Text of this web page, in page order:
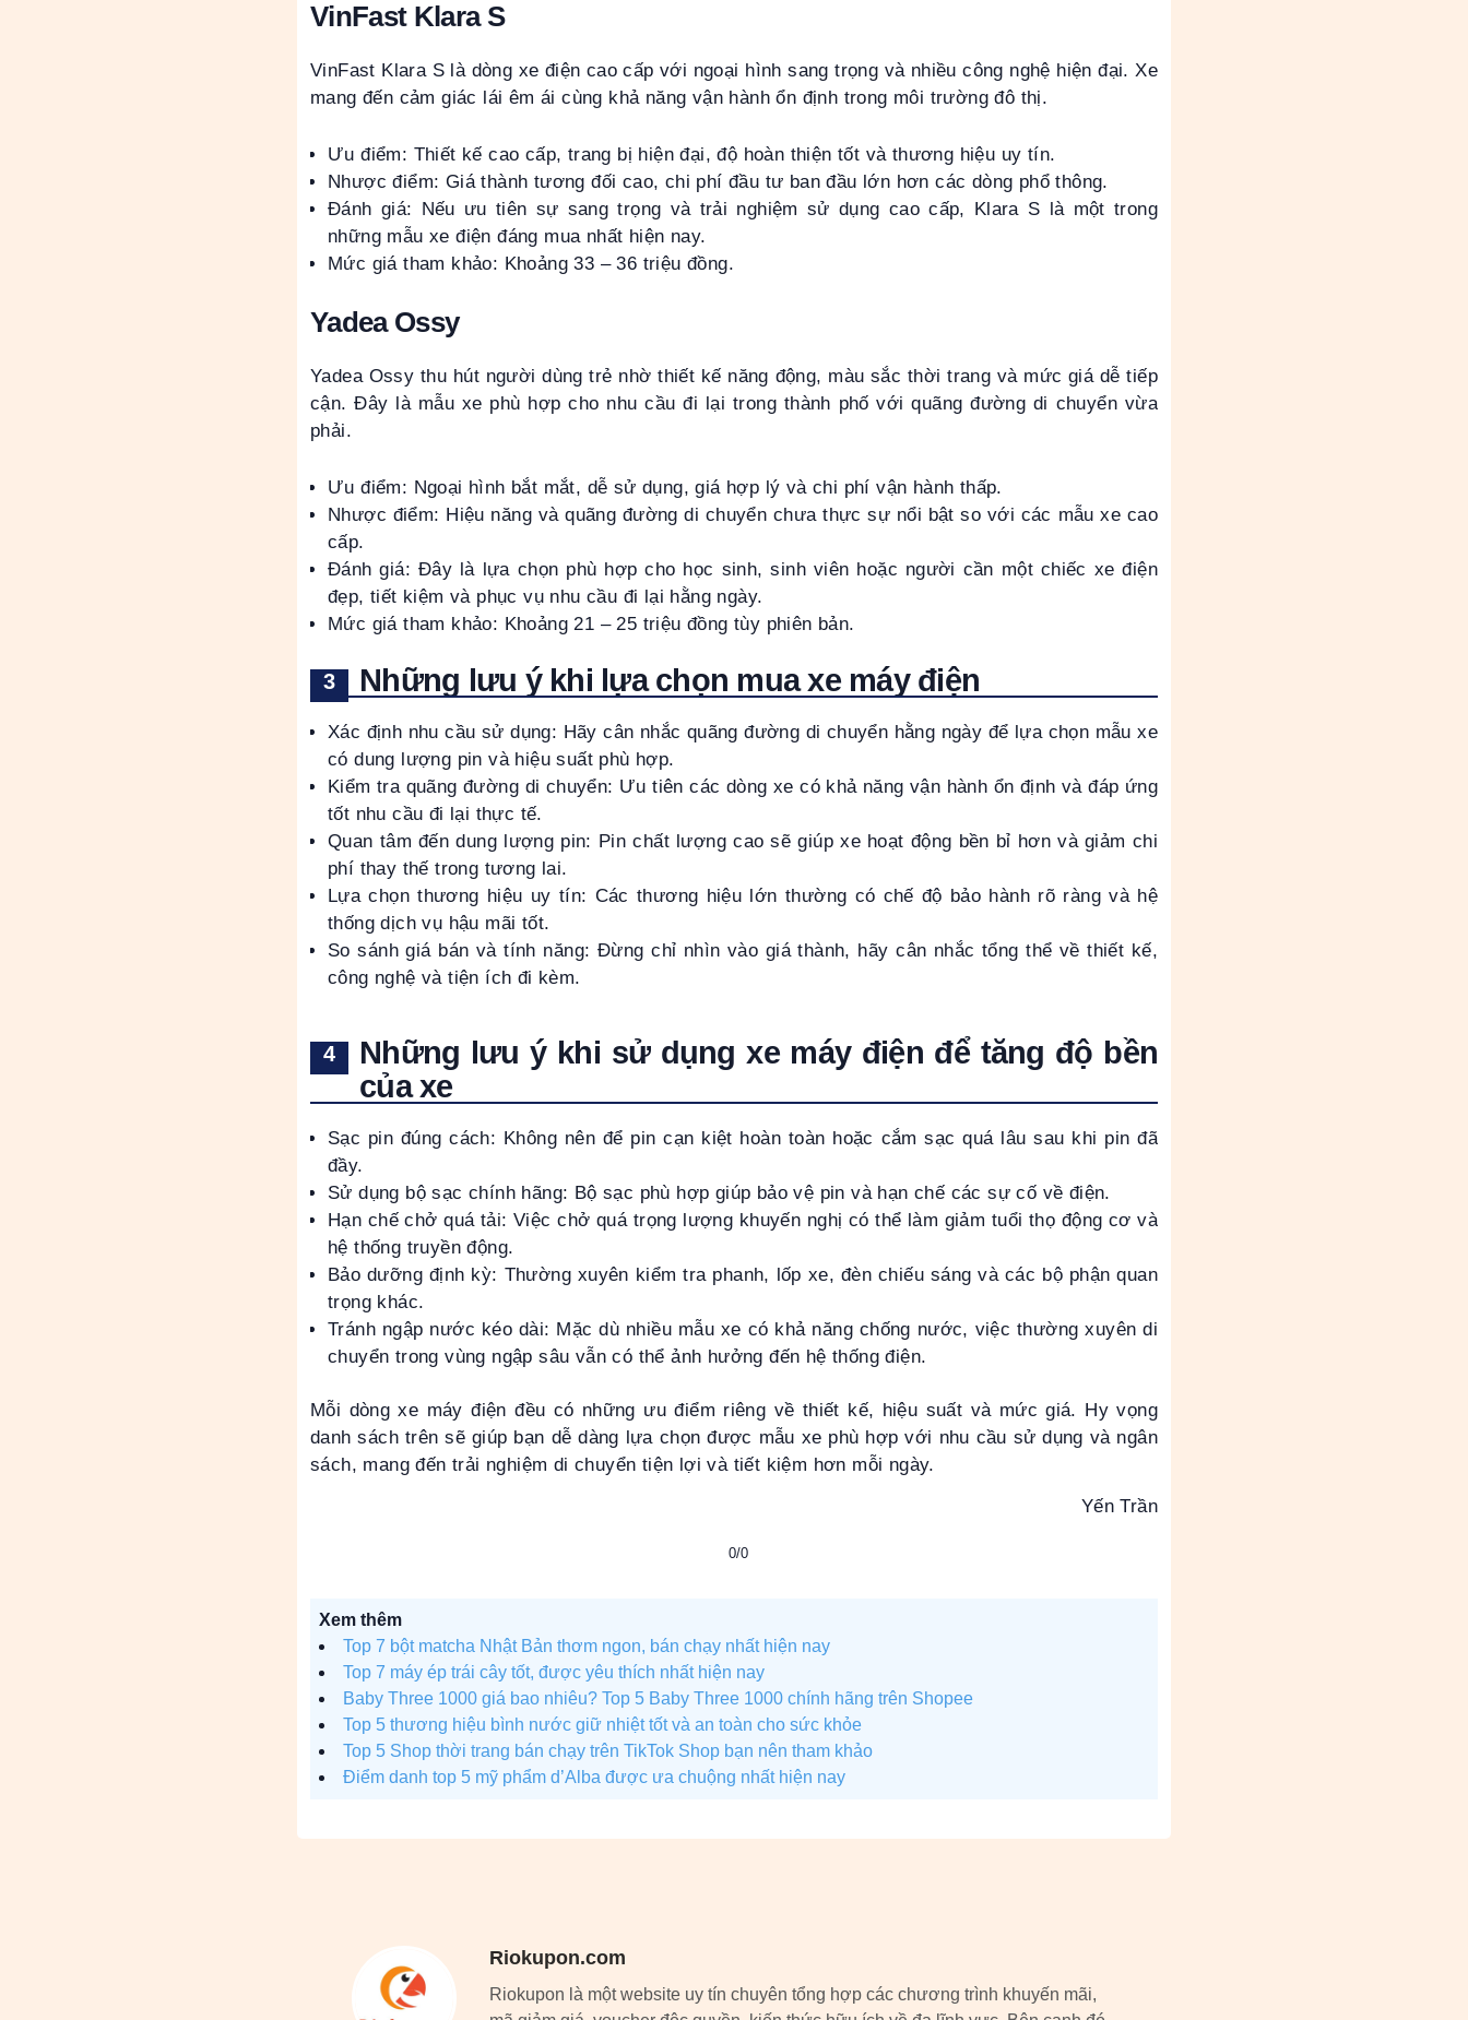
VinFast Klara S
VinFast Klara S là dòng xe điện cao cấp với ngoại hình sang trọng và nhiều công nghệ hiện đại. Xe
mang đến cảm giác lái êm ái cùng khả năng vận hành ổn định trong môi trường đô thị.
Ưu điểm: Thiết kế cao cấp, trang bị hiện đại, độ hoàn thiện tốt và thương hiệu uy tín.
Nhược điểm: Giá thành tương đối cao, chi phí đầu tư ban đầu lớn hơn các dòng phổ thông.
Đánh giá: Nếu ưu tiên sự sang trọng và trải nghiệm sử dụng cao cấp, Klara S là một trong
những mẫu xe điện đáng mua nhất hiện nay.
Mức giá tham khảo: Khoảng 33 – 36 triệu đồng.
Yadea Ossy
Yadea Ossy thu hút người dùng trẻ nhờ thiết kế năng động, màu sắc thời trang và mức giá dễ tiếp
cận. Đây là mẫu xe phù hợp cho nhu cầu đi lại trong thành phố với quãng đường di chuyển vừa
phải.
Ưu điểm: Ngoại hình bắt mắt, dễ sử dụng, giá hợp lý và chi phí vận hành thấp.
Nhược điểm: Hiệu năng và quãng đường di chuyển chưa thực sự nổi bật so với các mẫu xe cao
cấp.
Đánh giá: Đây là lựa chọn phù hợp cho học sinh, sinh viên hoặc người cần một chiếc xe điện
đẹp, tiết kiệm và phục vụ nhu cầu đi lại hằng ngày.
Mức giá tham khảo: Khoảng 21 – 25 triệu đồng tùy phiên bản.
Những lưu ý khi lựa chọn mua xe máy điện
Xác định nhu cầu sử dụng: Hãy cân nhắc quãng đường di chuyển hằng ngày để lựa chọn mẫu xe
có dung lượng pin và hiệu suất phù hợp.
Kiểm tra quãng đường di chuyển: Ưu tiên các dòng xe có khả năng vận hành ổn định và đáp ứng
tốt nhu cầu đi lại thực tế.
Quan tâm đến dung lượng pin: Pin chất lượng cao sẽ giúp xe hoạt động bền bỉ hơn và giảm chi
phí thay thế trong tương lai.
Lựa chọn thương hiệu uy tín: Các thương hiệu lớn thường có chế độ bảo hành rõ ràng và hệ
thống dịch vụ hậu mãi tốt.
So sánh giá bán và tính năng: Đừng chỉ nhìn vào giá thành, hãy cân nhắc tổng thể về thiết kế,
công nghệ và tiện ích đi kèm.
Những lưu ý khi sử dụng xe máy điện để tăng độ bền
của xe
Sạc pin đúng cách: Không nên để pin cạn kiệt hoàn toàn hoặc cắm sạc quá lâu sau khi pin đã
đầy.
Sử dụng bộ sạc chính hãng: Bộ sạc phù hợp giúp bảo vệ pin và hạn chế các sự cố về điện.
Hạn chế chở quá tải: Việc chở quá trọng lượng khuyến nghị có thể làm giảm tuổi thọ động cơ và
hệ thống truyền động.
Bảo dưỡng định kỳ: Thường xuyên kiểm tra phanh, lốp xe, đèn chiếu sáng và các bộ phận quan
trọng khác.
Tránh ngập nước kéo dài: Mặc dù nhiều mẫu xe có khả năng chống nước, việc thường xuyên di
chuyển trong vùng ngập sâu vẫn có thể ảnh hưởng đến hệ thống điện.
Mỗi dòng xe máy điện đều có những ưu điểm riêng về thiết kế, hiệu suất và mức giá. Hy vọng
danh sách trên sẽ giúp bạn dễ dàng lựa chọn được mẫu xe phù hợp với nhu cầu sử dụng và ngân
sách, mang đến trải nghiệm di chuyển tiện lợi và tiết kiệm hơn mỗi ngày.
Yến Trần
0/0
Xem thêm
Top 7 bột matcha Nhật Bản thơm ngon, bán chạy nhất hiện nay
Top 7 máy ép trái cây tốt, được yêu thích nhất hiện nay
Baby Three 1000 giá bao nhiêu? Top 5 Baby Three 1000 chính hãng trên Shopee
Top 5 thương hiệu bình nước giữ nhiệt tốt và an toàn cho sức khỏe
Top 5 Shop thời trang bán chạy trên TikTok Shop bạn nên tham khảo
Điểm danh top 5 mỹ phẩm d’Alba được ưa chuộng nhất hiện nay
Riokupon.com
Riokupon là một website uy tín chuyên tổng hợp các chương trình khuyến mãi,